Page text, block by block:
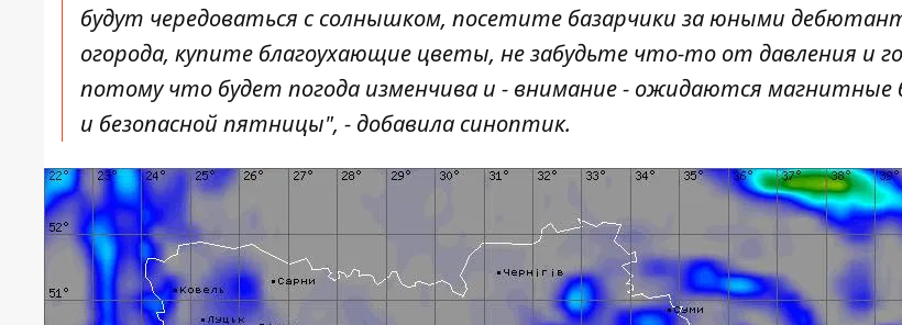
будут чередоваться с солнышком, посетите базарчики за юными
огорода, купите благоухающие цветы, не забудьте что-то от давления и
потому что будет погода изменчива и - внимание - ожидаются магнитные
и безопасной пятницы", - добавила синоптик.